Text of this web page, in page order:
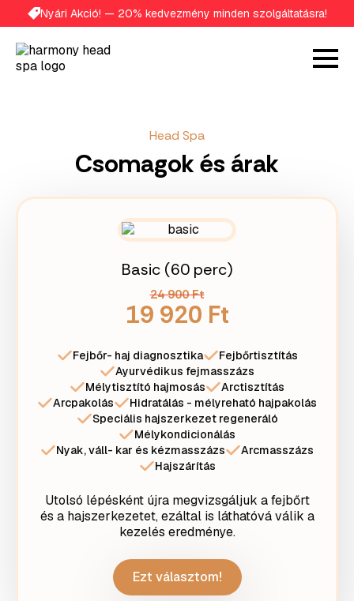
Nyári Akció! — 20% kedvezmény minden szolgáltatásra!
Head Spa
Csomagok és árak
Basic (60 perc)
24 900 Ft
19 920 Ft
Fejbőr- haj diagnosztika
Fejbőrtisztítás
Ayurvédikus fejmasszázs
Mélytisztító hajmosás
Arctisztítás
Arcpakolás
Hidratálás - mélyreható hajpakolás
Speciális hajszerkezet regeneráló
Mélykondicionálás
Nyak, váll- kar és kézmasszázs
Arcmasszázs
Hajszárítás
Utolsó lépésként újra megvizsgáljuk a fejbőrt
és a hajszerkezetet, ezáltal is láthatóvá válik a
kezelés eredménye.
Ezt választom!